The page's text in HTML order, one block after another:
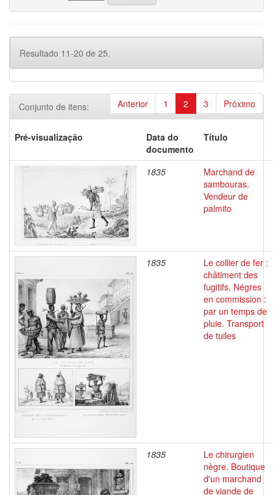
Resultado 11-20 de 25.
Anterior 1 2 3 Próximo
Conjunto de itens:
Pré-visualização
Data do
documento
Título
1835
Marchand de
sambouras.
Vendeur de
palmito
1835
Le collier de fer :
châtiment des
fugitifs. Négres
en commission :
par un temps de
pluie. Transport
de tuiles
1835
Le chirurgien
nègre. Boutique
d'un marchand
de viande de